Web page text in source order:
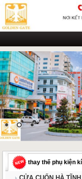
Skip
content
thay thế phụ kiện